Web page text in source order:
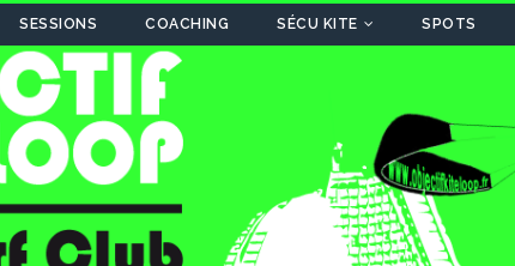
SESSIONS COACHING SÉCU KITE SPOTS